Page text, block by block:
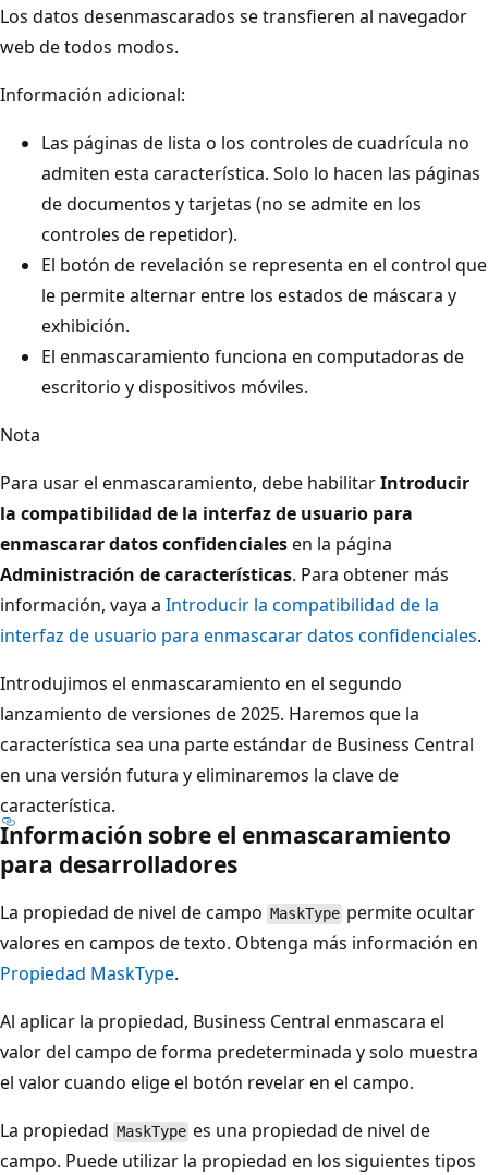
Los datos desenmascarados se transfieren al navegador
web de todos modos.
Información adicional:
Las páginas de lista o los controles de cuadrícula no
admiten esta característica. Solo lo hacen las páginas
de documentos y tarjetas (no se admite en los
controles de repetidor).
El botón de revelación se representa en el control que
le permite alternar entre los estados de máscara y
exhibición.
El enmascaramiento funciona en computadoras de
escritorio y dispositivos móviles.
Nota
Para usar el enmascaramiento, debe habilitarIntroducir
la compatibilidad de la interfaz de usuario para
enmascarar datos confidencialesen la página
Administración de características. Para obtener más
información, vaya a Introducir la compatibilidad de la
interfaz de usuario para enmascarar datos confidenciales.
Introdujimos el enmascaramiento en el segundo
lanzamiento de versiones de 2025. Haremos que la
característica sea una parte estándar de Business Central
en una versión futura y eliminaremos la clave de
característica.
Información sobre el enmascaramiento
para desarrolladores
La propiedad de nivel de campo MaskType permite ocultar
valores en campos de texto. Obtenga más información en
Propiedad MaskType.
Al aplicar la propiedad, Business Central enmascara el
valor del campo de forma predeterminada y solo muestra
el valor cuando elige el botón revelar en el campo.
La propiedad MaskType es una propiedad de nivel de
campo. Puede utilizar la propiedad en los siguientes tipos